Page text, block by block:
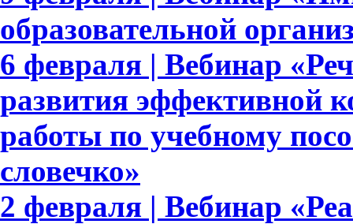
образовательной
6 февраля | Вебинар
развития эффективной
работы по учебному
словечко»
2 февраля | Вебинар